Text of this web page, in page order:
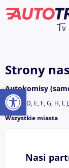
Strony
Autokomisy
A, B, C, D, E, F, G, H, I,
Wszystkie miasta
Nasi
Otwórz pasek narzędzi